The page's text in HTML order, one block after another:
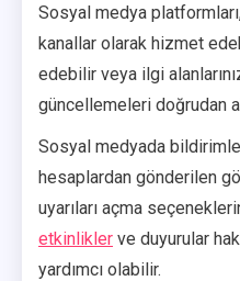
Sosyal medya
kanallar olarak hizmet
edebilir veya ilgi
güncellemeleri doğrudan
Sosyal medyada
hesaplardan gönderilen
uyarıları açma
etkinlikler ve duyurular
yardımcı olabilir.